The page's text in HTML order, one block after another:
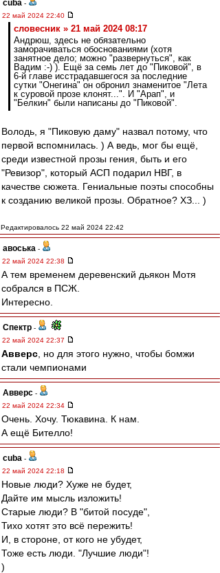
cuba -
22 май 2024 22:40
словесник » 21 май 2024 08:17
Андрюш, здесь не обязательно
заморачиваться обоснованиями (хотя
занятное дело; можно "развернуться", как
Вадим :-) ). Ещё за семь лет до "Пиковой", в
6-й главе исстрадавшегося за последние
сутки "Онегина" он обронил знаменитое "Лета
к суровой прозе клонят...". И "Арап", и
"Белкин" были написаны до "Пиковой".
Володь, я "Пиковую даму" назвал потому, что
первой вспомнилась. ) А ведь, мог бы ещё,
среди известной прозы гения, быть и его
"Ревизор", который АСП подарил НВГ, в
качестве сюжета. Гениальные поэты способны
к созданию великой прозы. Обратное? ХЗ... )
Редактировалось 22 май 2024 22:42
авоська -
22 май 2024 22:38
А тем временем деревенский дьякон Мотя
собрался в ПСЖ.
Интересно.
Спектр -
22 май 2024 22:37
Авверс , но для этого нужно, чтобы бомжи
стали чемпионами
Авверс -
22 май 2024 22:34
Очень. Хочу. Тюкавина. К нам.
А ещё Бителло!
cuba -
22 май 2024 22:18
Новые люди? Хуже не будет,
Дайте им мысль изложить!
Старые люди? В "битой посуде",
Тихо хотят это всё пережить!
И, в стороне, от кого не убудет,
Тоже есть люди. "Лучшие люди"!
)